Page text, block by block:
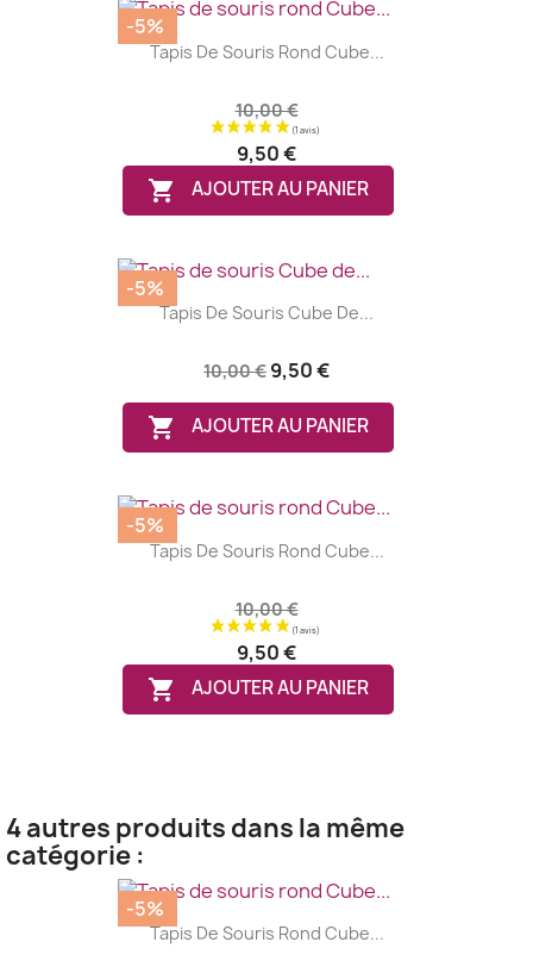
Tapis De Souris Rond Cube...
10,00 €
9,50 €
 AJOUTER AU PANIER
-5%
Tapis De Souris Cube De...
10,00 € 9,50 €
 AJOUTER AU PANIER
-5%
Tapis De Souris Rond Cube...
10,00 €
9,50 €
 AJOUTER AU PANIER
-5%
4 autres produits dans la même
catégorie :
Tapis De Souris Rond Cube...
-5%